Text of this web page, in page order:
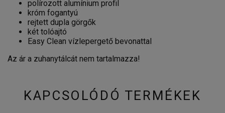
polírozott alumínium profil
króm fogantyú
rejtett dupla görgők
két tolóajtó
Easy Clean vízlepergető bevonattal
Az ár a zuhanytálcát nem tartalmazza!
KAPCSOLÓDÓ TERMÉKEK